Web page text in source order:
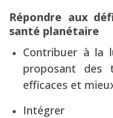
Répondre aux
santé planétaire
Contribuer à la
proposant des
efficaces et
Intégrer